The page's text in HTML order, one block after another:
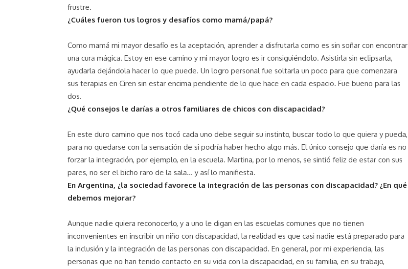
frustre.
¿Cuáles fueron tus logros y desafíos como mamá/papá?
Como mamá mi mayor desafío es la aceptación, aprender a disfrutarla como es sin soñar con encontrar
una cura mágica. Estoy en ese camino y mi mayor logro es ir consiguiéndolo. Asistirla sin eclipsarla,
ayudarla dejándola hacer lo que puede. Un logro personal fue soltarla un poco para que comenzara
sus terapias en Ciren sin estar encima pendiente de lo que hace en cada espacio. Fue bueno para las
dos.
¿Qué consejos le darías a otros familiares de chicos con discapacidad?
En este duro camino que nos tocó cada uno debe seguir su instinto, buscar todo lo que quiera y pueda,
para no quedarse con la sensación de si podría haber hecho algo más. El único consejo que daría es no
forzar la integración, por ejemplo, en la escuela. Martina, por lo menos, se sintió feliz de estar con sus
pares, no ser el bicho raro de la sala… y así lo manifiesta.
En Argentina, ¿la sociedad favorece la integración de las personas con discapacidad? ¿En qué
debemos mejorar?
Aunque nadie quiera reconocerlo, y a uno le digan en las escuelas comunes que no tienen
inconvenientes en inscribir un niño con discapacidad, la realidad es que casi nadie está preparado para
la inclusión y la integración de las personas con discapacidad. En general, por mi experiencia, las
personas que no han tenido contacto en su vida con la discapacidad, en su familia, en su trabajo,